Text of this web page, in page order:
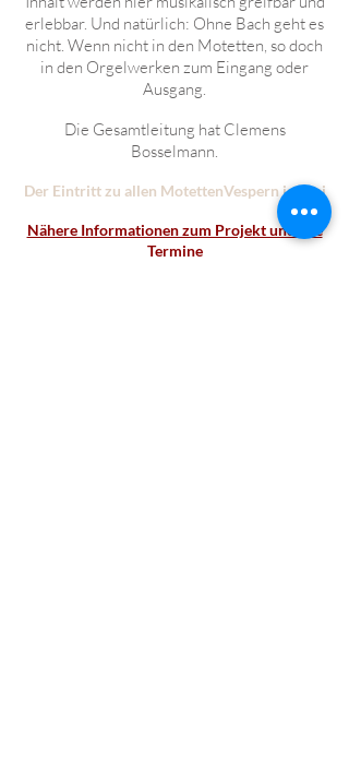
erlebbar. Und natürlich: Ohne Bach geht es
nicht. Wenn nicht in den Motetten, so doch
in den Orgelwerken zum Eingang oder
Ausgang.
Die Gesamtleitung hat Clemens
Bosselmann.
Der Eintritt zu allen MotettenVespern ist frei
Nähere Informationen zum Projekt und alle
Termine